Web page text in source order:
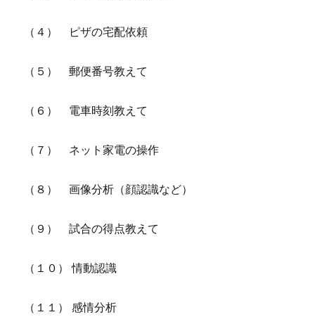
（４） ピザの宅配依頼
（５） 郵便番号教えて
（６） 電車時刻教えて
（７） ネット家電の操作
（８） 画像分析（顔認識など）
（９） 試合の得点教えて
（１０） 情動認識
（１１） 感情分析